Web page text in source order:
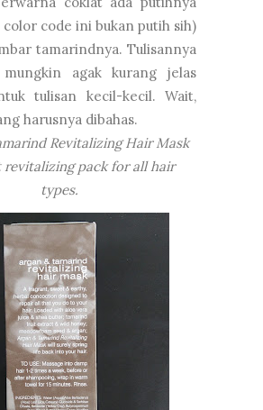
color code ini bukan putih sih)
tamarindnya. Tulisannya
agak kurang jelas
tulisan kecil-kecil. Wait,
harusnya dibahas.
Revitalizing Hair Mask
revitalizing pack for all hair
types.